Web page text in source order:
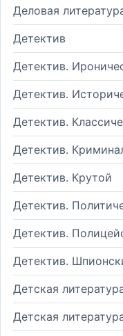
Деловая
Детектив
Детектив.
Детектив.
Детектив.
Детектив.
Детектив. Крутой
Детектив.
Детектив.
Детектив.
Детская
Детская